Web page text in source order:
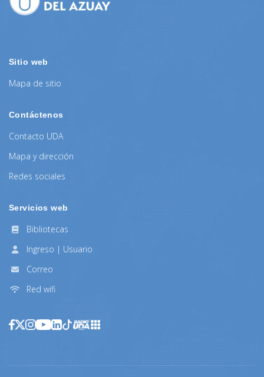
Sitio web
Mapa de sitio
Contáctenos
Contacto UDA
Mapa y dirección
Redes sociales
Servicios web
Bibliotecas
Ingreso | Usuario
Correo
Red wifi